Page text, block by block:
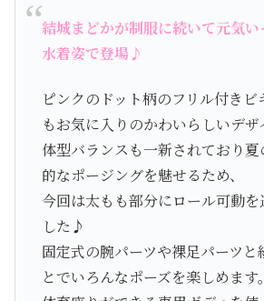
結城まどかが制服に続いて元気
水着姿で登場♪
ピンクのドット柄のフリル付きビ
もお気に入りのかわいらしいデザ
体型バランスも一新されており
的なポージングを魅せるため、
今回は太もも部分にロール可動
した♪
固定式の腕パーツや裸足パーツと
とでいろんなポーズを楽しめます。